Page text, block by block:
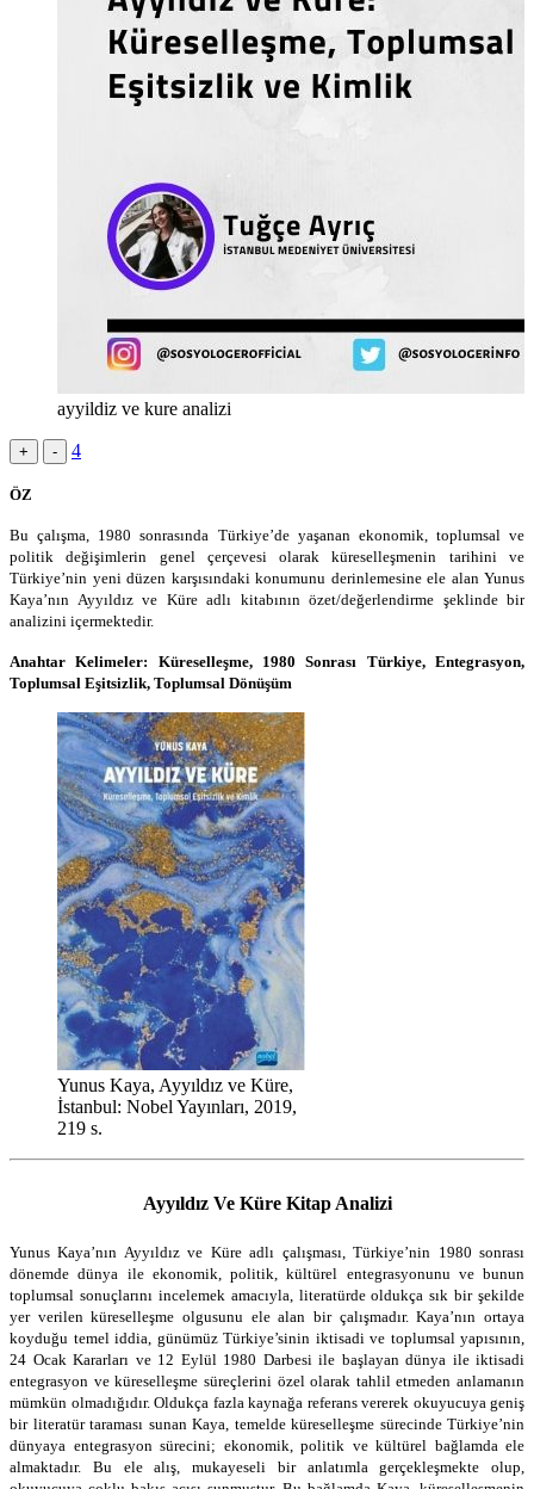
ayyildiz ve kure analizi
+ - 4
ÖZ
Bu çalışma, 1980 sonrasında Türkiye’de yaşanan ekonomik, toplumsal ve
politik değişimlerin genel çerçevesi olarak küreselleşmenin tarihini ve
Türkiye’nin yeni düzen karşısındaki konumunu derinlemesine ele alan Yunus
Kaya’nın Ayyıldız ve Küre adlı kitabının özet/değerlendirme şeklinde bir
analizini içermektedir.
Anahtar Kelimeler: Küreselleşme, 1980 Sonrası Türkiye, Entegrasyon,
Toplumsal Eşitsizlik, Toplumsal Dönüşüm
Yunus Kaya, Ayyıldız ve Küre,
İstanbul: Nobel Yayınları, 2019,
219 s.
Ayyıldız Ve Küre Kitap Analizi
Yunus Kaya’nın Ayyıldız ve Küre adlı çalışması, Türkiye’nin 1980 sonrası
dönemde dünya ile ekonomik, politik, kültürel entegrasyonunu ve bunun
toplumsal sonuçlarını incelemek amacıyla, literatürde oldukça sık bir şekilde
yer verilen küreselleşme olgusunu ele alan bir çalışmadır. Kaya’nın ortaya
koyduğu temel iddia, günümüz Türkiye’sinin iktisadi ve toplumsal yapısının,
24 Ocak Kararları ve 12 Eylül 1980 Darbesi ile başlayan dünya ile iktisadi
entegrasyon ve küreselleşme süreçlerini özel olarak tahlil etmeden anlamanın
mümkün olmadığıdır. Oldukça fazla kaynağa referans vererek okuyucuya geniş
bir literatür taraması sunan Kaya, temelde küreselleşme sürecinde Türkiye’nin
dünyaya entegrasyon sürecini; ekonomik, politik ve kültürel bağlamda ele
almaktadır. Bu ele alış, mukayeseli bir anlatımla gerçekleşmekte olup,